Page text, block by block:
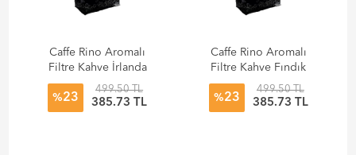
Caffe Rino Aromalı
Filtre Kahve İrlanda
Kreması 250 gr
%23
499.50 TL
385.73 TL
Caffe Rino Aromalı
Filtre Kahve Fındık
250 gr
%23
499.50 TL
385.73 TL